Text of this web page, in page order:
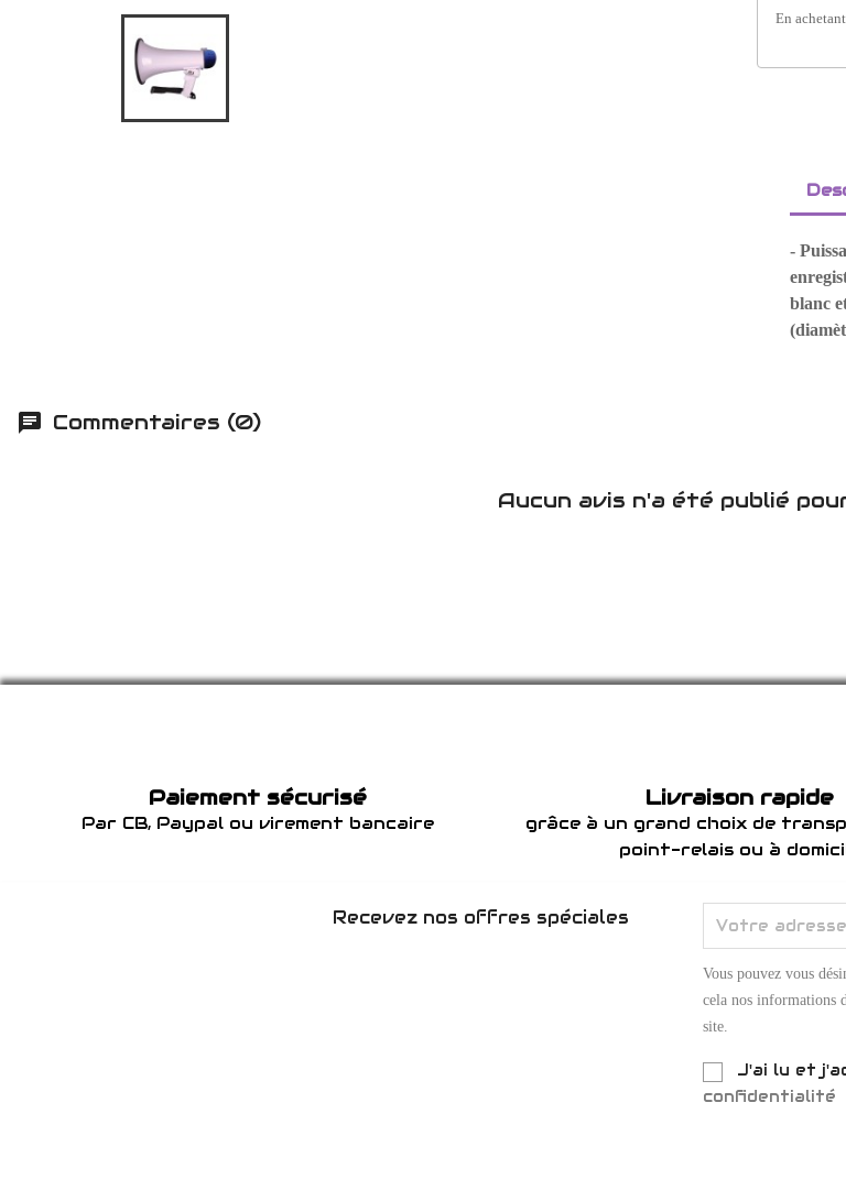
En
-
blanc
Commentaires (0)
Aucun avis n'a été publié
Paiement sécurisé
Par CB, Paypal ou virement bancaire
Livraison rapide
grâce à un grand choix de
point-relais ou à
Recevez nos offres spéciales
Vous pouvez vous
cela nos informations
site.
J'ai lu et
confidentialité